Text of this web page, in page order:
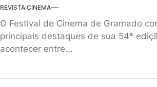
REVISTA CINEMA
O Festival de Cinema de Gramado
principais destaques de sua 54ª
acontecer entre...